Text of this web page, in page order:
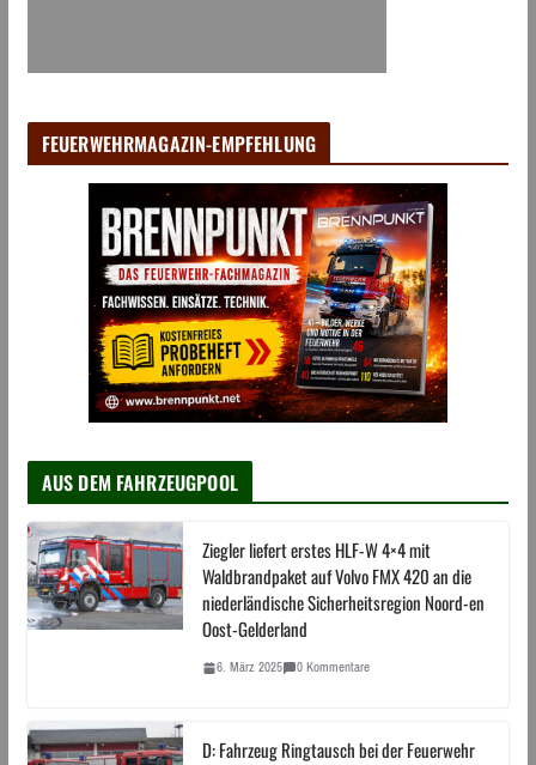
FEUERWEHRMAGAZIN-EMPFEHLUNG
AUS DEM FAHRZEUGPOOL
Ziegler liefert erstes HLF-W 4×4 mit
Waldbrandpaket auf Volvo FMX 420 an die
niederländische Sicherheitsregion Noord-en
Oost-Gelderland
6. März 2025 0 Kommentare
D: Fahrzeug Ringtausch bei der Feuerwehr